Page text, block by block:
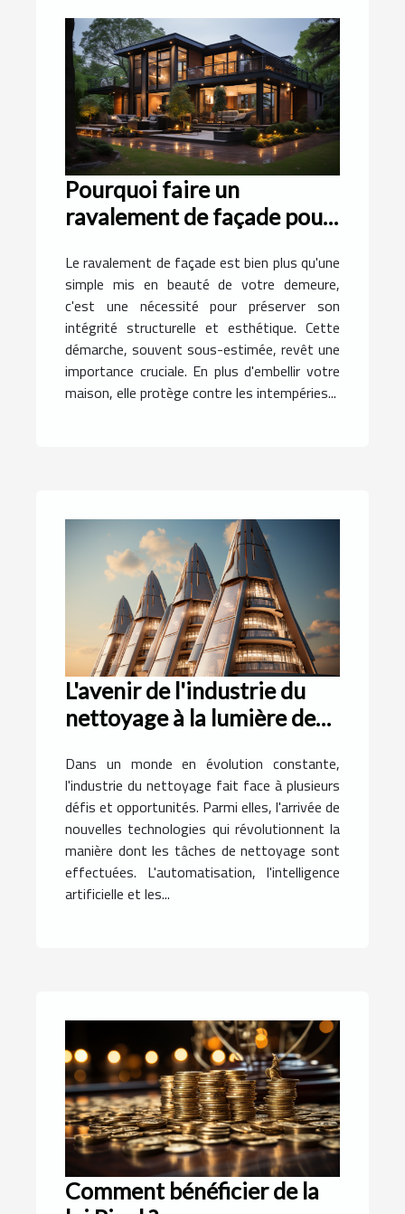
Pourquoi faire un
ravalement de façade pour
Le ravalement de façade est bien plus qu'une
simple mis en beauté de votre demeure,
c'est une nécessité pour préserver son
intégrité structurelle et esthétique. Cette
démarche, souvent sous-estimée, revêt une
importance cruciale. En plus d'embellir votre
maison, elle protège contre les intempéries...
L'avenir de l'industrie du
nettoyage à la lumière des
Dans un monde en évolution constante,
l'industrie du nettoyage fait face à plusieurs
défis et opportunités. Parmi elles, l'arrivée de
nouvelles technologies qui révolutionnent la
manière dont les tâches de nettoyage sont
effectuées. L'automatisation, l'intelligence
artificielle et les...
Comment bénéficier de la